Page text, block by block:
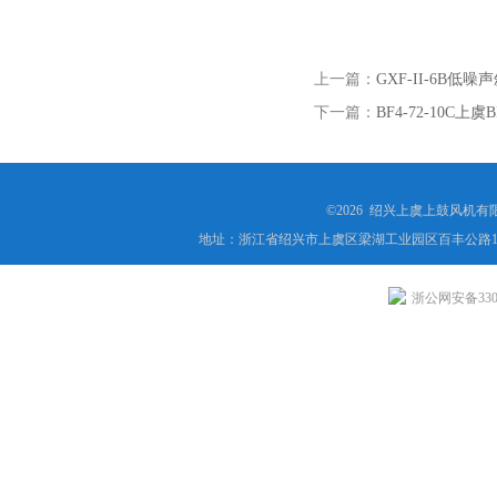
上一篇： GXF-II-6B低噪
下一篇： BF4-72-10C上虞
©2026 绍兴上虞上鼓风机有
地址：浙江省绍兴市上虞区梁湖工业园区百丰公路
浙公网安备